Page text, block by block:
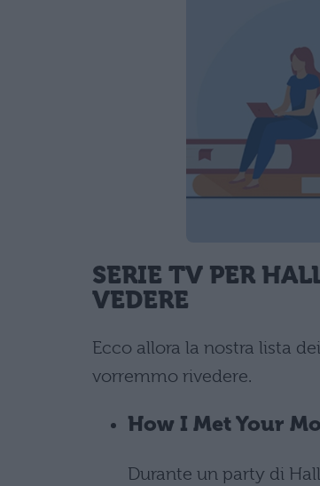
SERIE TV PER
VEDERE
Ecco allora la nostra lista
vorremmo rivedere.
How I Met Your
Durante un party di